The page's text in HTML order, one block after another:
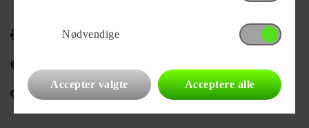
Udskriv
Campingvognens placering
Nødvendige
Accepter valgte Acceptere alle